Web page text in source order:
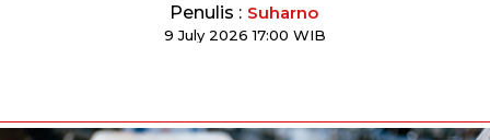
Penulis : Suharno
9 July 2026 17:00 WIB